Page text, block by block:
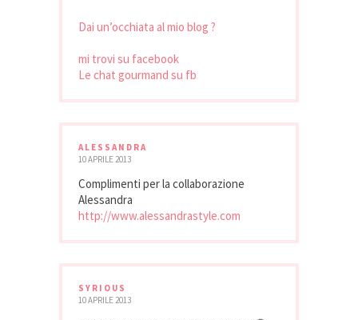
Dai un’occhiata al mio blog ?
mi trovi su facebook
Le chat gourmand su fb
ALESSANDRA
10 APRILE 2013
Complimenti per la collaborazione
Alessandra
http://www.alessandrastyle.com
SYRIOUS
10 APRILE 2013